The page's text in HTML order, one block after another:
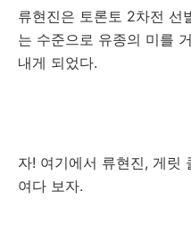
류현진은 토론토 2차전 선
는 수준으로 유종의 미를
내게 되었다.
자! 여기에서 류현진, 게릿
여다 보자.